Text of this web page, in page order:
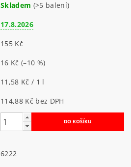
Skladem (>5 balení)
17.8.2026
155 Kč
16 Kč(–10 %)
11,58 Kč / 1 l
114,88 Kč bez DPH
6222